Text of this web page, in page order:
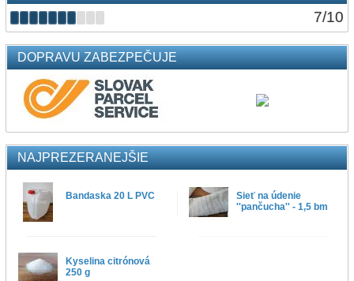
7/10
DOPRAVU ZABEZPEČUJE
NAJPREZERANEJŠIE
Bandaska 20 L PVC
Sieť na údenie
''pančucha'' - 1,5 bm
Kyselina citrónová
250 g